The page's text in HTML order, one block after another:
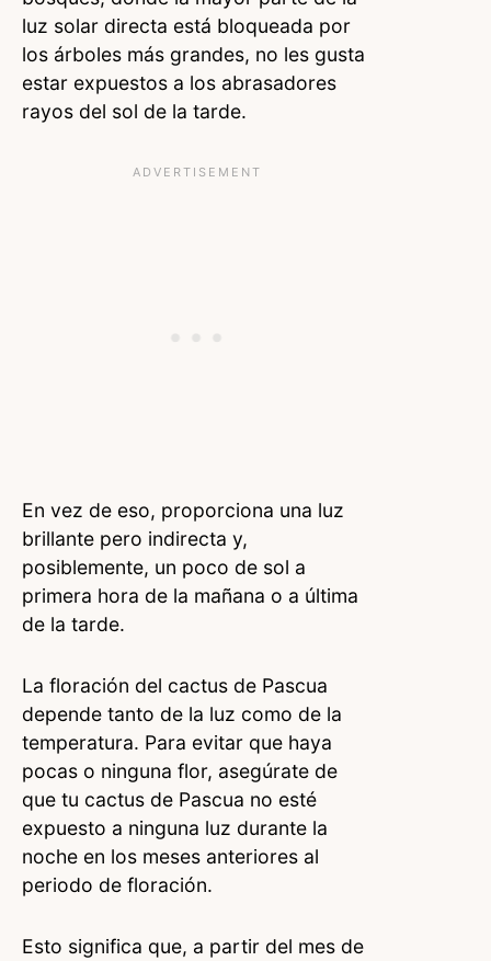
luz solar directa está bloqueada por
los árboles más grandes, no les gusta
estar expuestos a los abrasadores
rayos del sol de la tarde.
En vez de eso, proporciona una luz
brillante pero indirecta y,
posiblemente, un poco de sol a
primera hora de la mañana o a última
de la tarde.
La floración del cactus de Pascua
depende tanto de la luz como de la
temperatura. Para evitar que haya
pocas o ninguna flor, asegúrate de
que tu cactus de Pascua no esté
expuesto a ninguna luz durante la
noche en los meses anteriores al
periodo de floración.
Esto significa que, a partir del mes de